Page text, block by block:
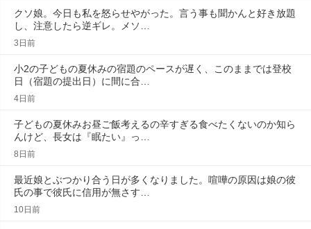
クソ娘。今日も私を怒らせやがった。言う事も聞かんと好き放題
し、注意したら逆ギレ。メソ…
3日前
小2の子どもの夏休みの宿題のペースが遅く、このままでは登校
日（宿題の提出日）に間に合…
4日前
子どもの夏休みお昼ご飯考えるの辛すぎる食べたくないのか知ら
んけど、長女は『眠たい』っ…
8日前
最近娘とぶつかり合う日が多くなりました。喧嘩の原因は娘の彼
氏の事で彼氏に信用が無さす…
10日前